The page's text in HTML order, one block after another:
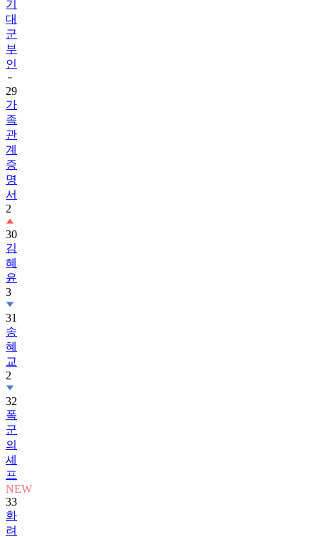
기
대
군
부
인
29
가
족
관
계
증
명
서
2
30
김
혜
윤
3
31
송
혜
교
2
32
폭
군
의
셰
프
NEW
33
화
려